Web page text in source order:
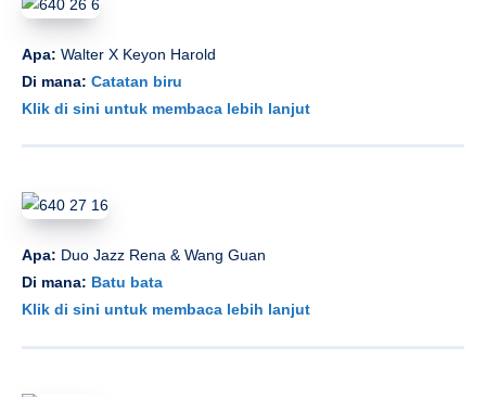
Apa: Walter X Keyon Harold
Di mana: Catatan biru
Klik di sini untuk membaca lebih lanjut
Apa: Duo Jazz Rena & Wang Guan
Di mana: Batu bata
Klik di sini untuk membaca lebih lanjut